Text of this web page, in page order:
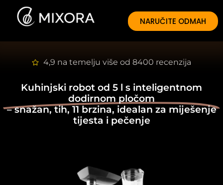
NARUČITE ODMAH
4,9 na temelju više od 8400 recenzija
Kuhinjski robot od 5 l s inteligentnom
dodirnom pločom
– snažan, tih, 11 brzina, idealan za miješenje
tijesta i pečenje